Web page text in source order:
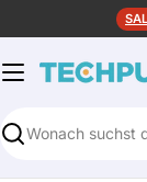
Inhalt
springen
Suchen